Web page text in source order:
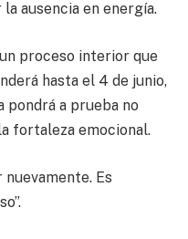
ausencia en energía.
proceso interior que
hasta el 4 de junio,
pondrá a prueba no
fortaleza emocional.
Es